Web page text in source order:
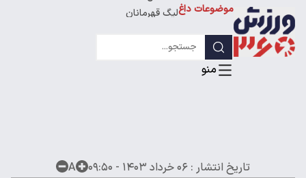
موضوعات داغاستقلال
تاریخ انتشار : ۰۶ خرداد ۱۴۰۳ - ۰۹:۵۰ A